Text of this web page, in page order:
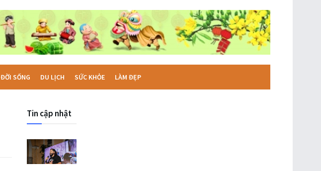
ĐỜI SỐNG DU LỊCH SỨC KHỎE LÀM ĐẸP
Tin cập nhật